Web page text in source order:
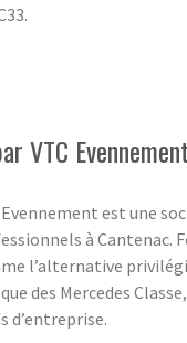
VTC
Evennement est une
à Cantenac.
l’alternative
des Mercedes
d’entreprise.